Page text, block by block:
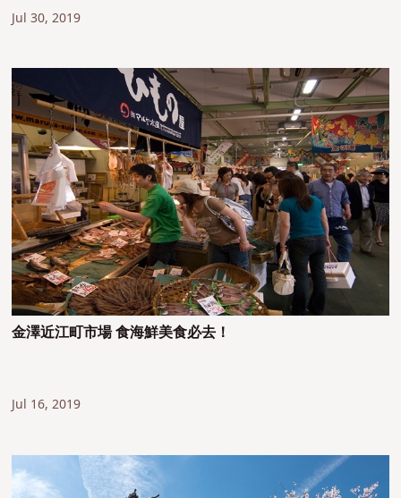
Jul 30, 2019
金澤近江町市場 食海鮮美食必去！
Jul 16, 2019